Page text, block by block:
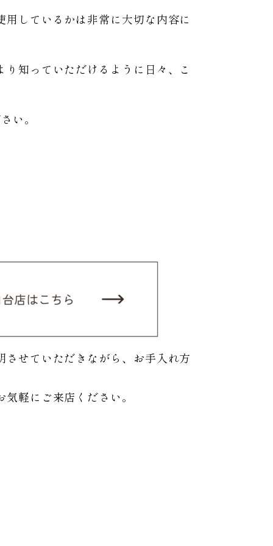
しているかは非常に大切な内容に
知っていただけるように日々、こ
い。
せていただきながら、お手入れ方
軽にご来店ください。